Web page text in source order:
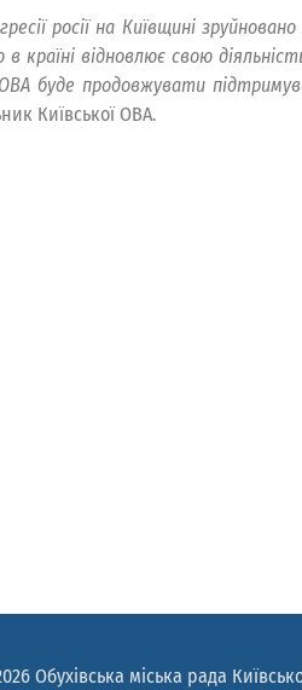
росії на Київщині
в країні відновлює свою
буде продовжувати
Київської ОВА.
Обухівська міська рада